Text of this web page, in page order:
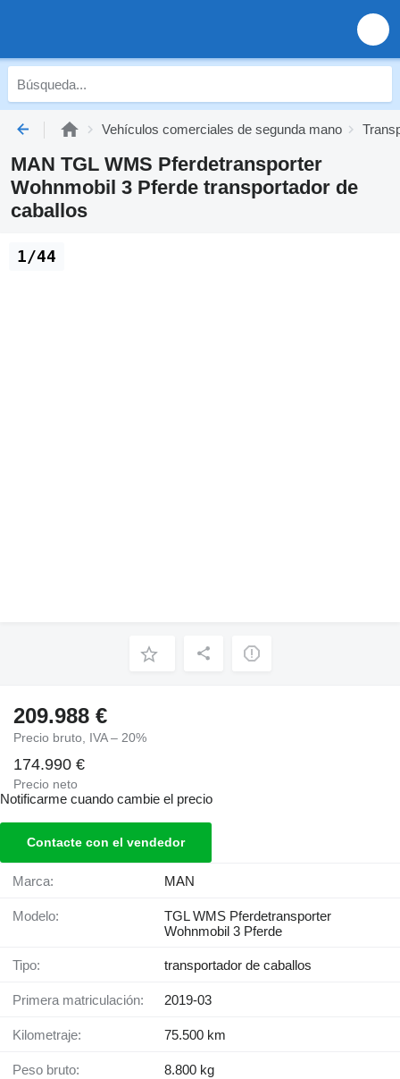
Vehículos comerciales de segunda mano
MAN TGL WMS Pferdetransporter
Wohnmobil 3 Pferde transportador de
caballos
1/44
209.988 €
Precio bruto, IVA – 20%
174.990 €
Precio neto
Notificarme cuando cambie el precio
Contacte con el vendedor
Marca: MAN
Modelo:
TGL WMS Pferdetransporter
Wohnmobil 3 Pferde
Tipo: transportador de caballos
Primera matriculación: 2019-03
Kilometraje: 75.500 km
Peso bruto: 8.800 kg